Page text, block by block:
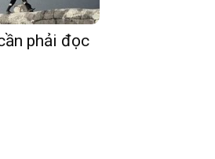
phải đọc